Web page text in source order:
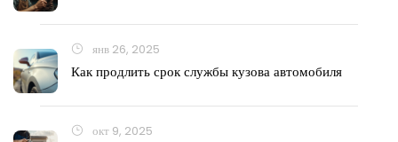
янв 26, 2025
Как продлить срок службы кузова автомобиля
окт 9, 2025